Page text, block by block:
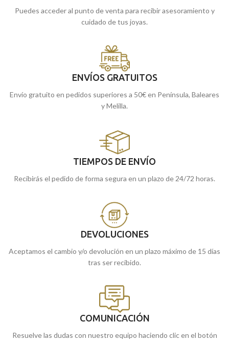
Puedes acceder al punto de venta para recibir asesoramiento y
cuidado de tus joyas.
ENVÍOS GRATUITOS
Envío gratuito en pedidos superiores a 50€ en Península, Baleares
y Melilla.
TIEMPOS DE ENVÍO
Recibirás el pedido de forma segura en un plazo de 24/72 horas.
DEVOLUCIONES
Aceptamos el cambio y/o devolución en un plazo máximo de 15 días
tras ser recibido.
COMUNICACIÓN
Resuelve las dudas con nuestro equipo haciendo clic en el botón